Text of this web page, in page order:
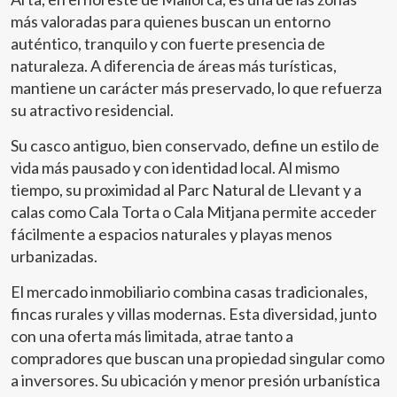
de tres habitaciones, dos dobles y una individual, dos de
ellas con armarios empotrados. La vivienda dispone de
dos baños modernos con plato de ducha, uno de ellos en
suite, en el que además se encuentra un pequeño cuarto
ideal como vestidor o trastero. Entre sus calidades
destacan: aire acondicionado por conductos en todas las
estancias, suelos hidráulicos antiguos con gran carácter,
acristalamiento, iluminación empotrada y acabados
modernos en cocina y baños. Los gastos de comunidad y
el IBI están incluidos en el precio del alquiler, el resto de
los suministros serán a cuenta del inquilino. Se requiere
solvencia económica demostrable. ¿Te imaginas vivir
aquí? Esperamos su llamada
más valoradas para quienes buscan un entorno
auténtico, tranquilo y con fuerte presencia de
naturaleza. A diferencia de áreas más turísticas,
mantiene un carácter más preservado, lo que refuerza
su atractivo residencial.
Su casco antiguo, bien conservado, define un estilo de
vida más pausado y con identidad local. Al mismo
tiempo, su proximidad al Parc Natural de Llevant y a
calas como Cala Torta o Cala Mitjana permite acceder
fácilmente a espacios naturales y playas menos
urbanizadas.
El mercado inmobiliario combina casas tradicionales,
fincas rurales y villas modernas. Esta diversidad, junto
con una oferta más limitada, atrae tanto a
compradores que buscan una propiedad singular como
a inversores. Su ubicación y menor presión urbanística